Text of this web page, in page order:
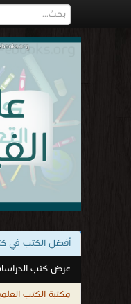
أفضل الكتب في
عرض كتب
مكتبة الكتب